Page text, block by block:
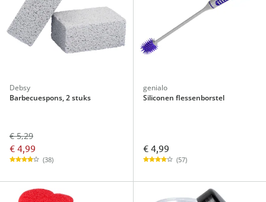
Debsy
Barbecuespons, 2 stuks
€ 5,29
€ 4,99
(38)
genialo
Siliconen flessenborstel
€ 4,99
(57)